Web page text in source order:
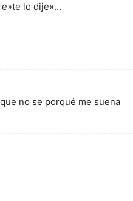
lo dije»…
no se porqué me suena